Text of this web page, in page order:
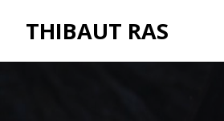
THIBAUT RAS